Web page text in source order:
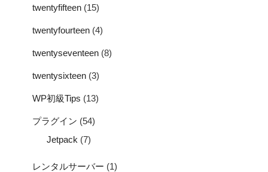
twentyfifteen (15)
twentyfourteen (4)
twentyseventeen (8)
twentysixteen (3)
WP初級Tips (13)
プラグイン (54)
Jetpack (7)
レンタルサーバー (1)